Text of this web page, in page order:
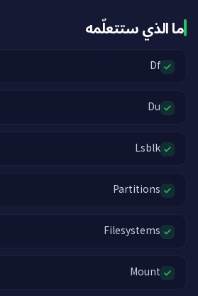
ما الذي ستتعلّمه
Df
Du
Lsblk
Partitions
Filesystems
Mount